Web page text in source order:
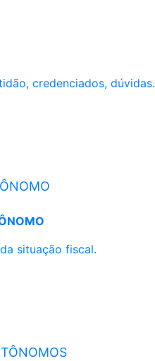
credenciados, dúvidas.
situação fiscal.